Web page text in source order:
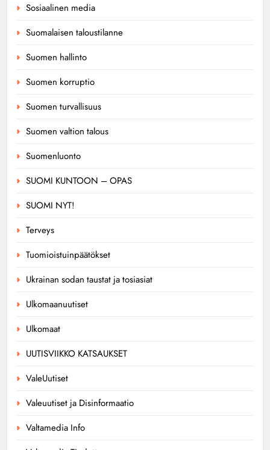
Sosiaalinen media
Suomalaisen taloustilanne
Suomen hallinto
Suomen korruptio
Suomen turvallisuus
Suomen valtion talous
Suomenluonto
SUOMI KUNTOON – OPAS
SUOMI NYT!
Terveys
Tuomioistuinpäätökset
Ukrainan sodan taustat ja tosiasiat
Ulkomaanuutiset
Ulkomaat
UUTISVIIKKO KATSAUKSET
ValeUutiset
Valeuutiset ja Disinformaatio
Valtamedia Info